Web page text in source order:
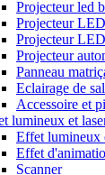
Projecteur led
Projecteur
Projecteur
Projecteur
Panneau
Eclairage de
Accessoire et
lumineux et
Effet lumineux
Effet
Scanner